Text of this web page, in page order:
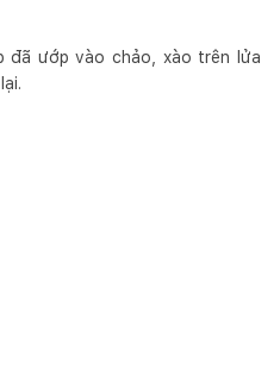
đã ướp vào chảo, xào trên lửa